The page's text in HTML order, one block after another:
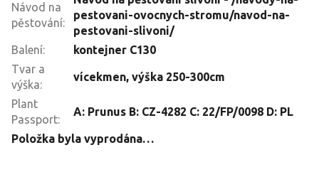
Návod na
pěstování:
pestovani-ovocnych-stromu/navod-na-
pestovani-slivoni/
Balení:
kontejner C130
Tvar a
výška:
vícekmen, výška 250-300cm
Plant
Passport:
A: Prunus B: CZ-4282 C: 22/FP/0098 D: PL
Položka byla vyprodána…